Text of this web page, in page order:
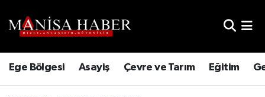
Ege Bölgesi Asayiş Çevre ve Tarım Eğitim
Trafik Durumu